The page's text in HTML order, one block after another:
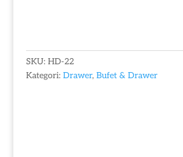
SKU: HD-22
Kategori: Drawer, Bufet & Drawer